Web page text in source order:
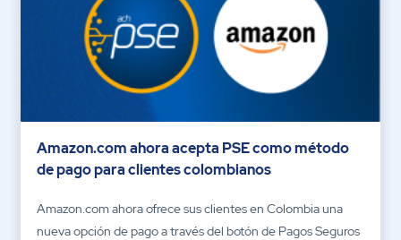
Amazon.com ahora acepta PSE como método
de pago para clientes colombianos
Amazon.com ahora ofrece sus clientes en Colombia una
nueva opción de pago a través del botón de Pagos Seguros